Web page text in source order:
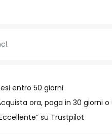
entro 50 giorni
ora, paga in 30 giorni
su Trustpilot